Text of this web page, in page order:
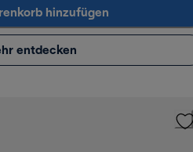
hinzufügen
entdecken